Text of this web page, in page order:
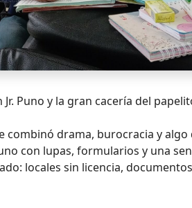
Puno y la gran cacería del
combinó drama, burocracia y
con lupas, formularios y una
locales sin licencia,